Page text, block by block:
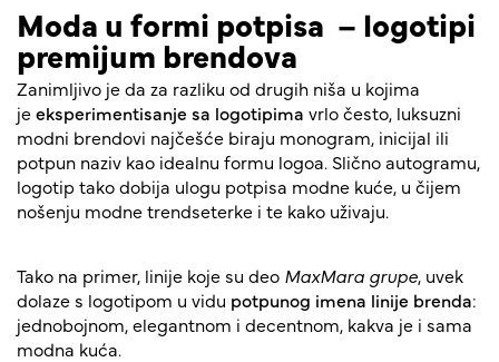
Moda u formi potpisa – logotipi
premijum brendova
Zanimljivo je da za razliku od drugih niša u kojima
jeeksperimentisanje sa logotipima vrlo često, luksuzni
modni brendovi najčešće biraju monogram, inicijal ili
potpun naziv kao idealnu formu logoa. Slično autogramu,
logotip tako dobija ulogu potpisa modne kuće, u čijem
nošenju modne trendseterke i te kako uživaju.
Tako na primer, linije koje su deo MaxMara grupe, uvek
dolaze s logotipom u vidu potpunog imena linije brenda:
jednobojnom, elegantnom i decentnom, kakva je i sama
modna kuća.